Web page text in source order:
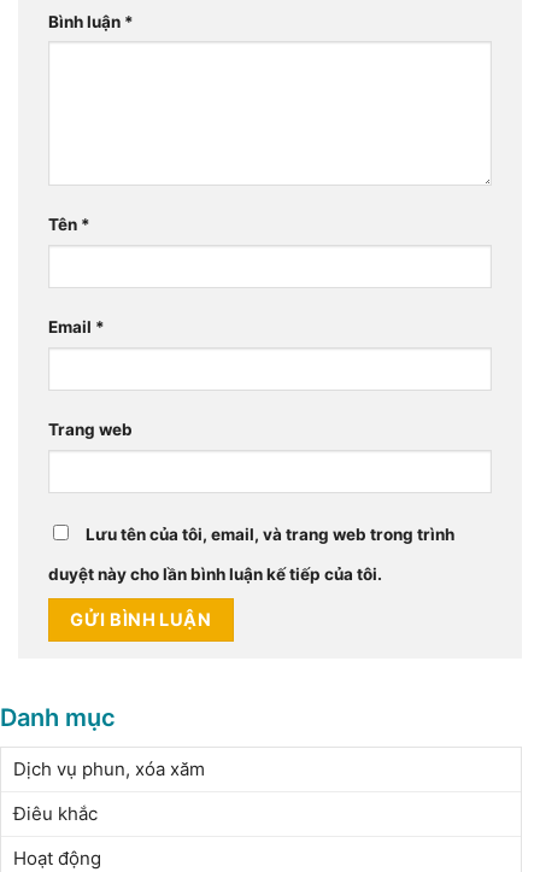
Bình luận *
Tên *
Email *
Trang web
Lưu tên của tôi, email, và trang web trong trình
duyệt này cho lần bình luận kế tiếp của tôi.
Danh mục
Dịch vụ phun, xóa xăm
Điêu khắc
Hoạt động